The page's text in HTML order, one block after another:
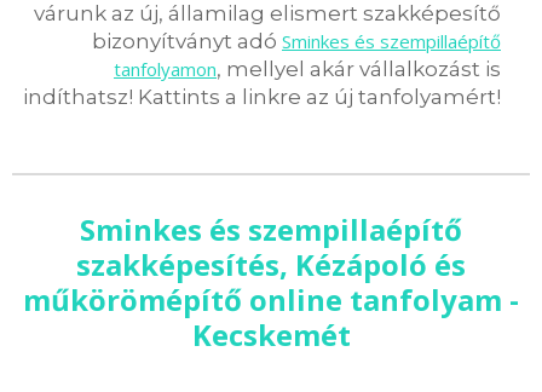
várunk az új, államilag elismert szakképesítő
bizonyítványt adó Sminkes és szempillaépítő
tanfolyamon, mellyel akár vállalkozást is
indíthatsz! Kattints a linkre az új tanfolyamért!
Sminkes és szempillaépítő
szakképesítés, Kézápoló és
műkörömépítő online tanfolyam -
Kecskemét